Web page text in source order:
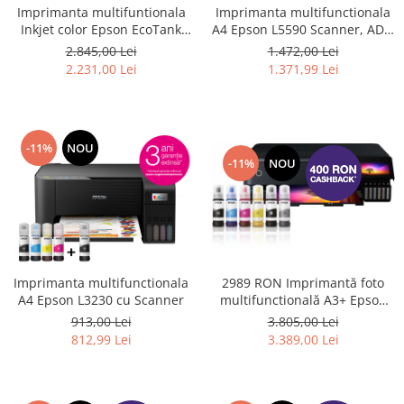
Imprimanta multifuntionala
Inkjet color Epson EcoTank
L6490, Wi-Fi, ADF, funcții de
imprimare față-verso, scanare
și copiere, Fax
2.845,00 Lei
2.231,00 Lei
Imprimanta multifunctionala
A4 Epson L5590 Scanner, ADF,
USB, Wifi, Fax #
1.472,00 Lei
1.371,99 Lei
-11% NOU
Imprimanta multifunctionala
A4 Epson L3230 cu Scanner
913,00 Lei
812,99 Lei
-11% NOU
2989 RON Imprimantă foto
multifunctională A3+ Epson
L8180 cu 6 culori și WiFi
3.805,00 Lei
3.389,00 Lei